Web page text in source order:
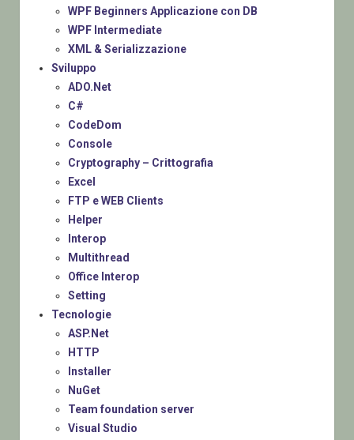
WPF Beginners Applicazione con DB
WPF Intermediate
XML & Serializzazione
Sviluppo
ADO.Net
C#
CodeDom
Console
Cryptography – Crittografia
Excel
FTP e WEB Clients
Helper
Interop
Multithread
Office Interop
Setting
Tecnologie
ASP.Net
HTTP
Installer
NuGet
Team foundation server
Visual Studio